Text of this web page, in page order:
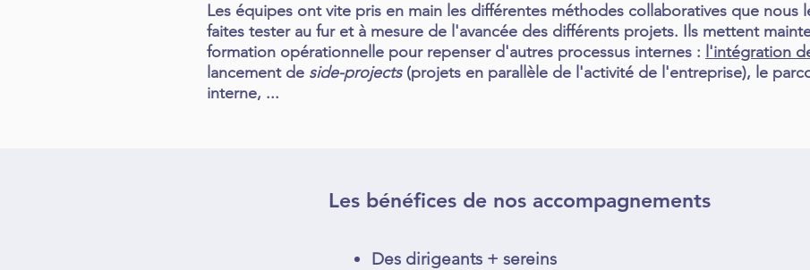
Les équipes ont vite pris en main les différentes méthodes collaboratives que nous
faites tester au fur et à mesure de l'avancée des différents projets. Ils mettent
formation opérationnelle pour repenser d'autres processus internes : l'intégration
lancement de side-projects(projets en parallèle de l'activité de l'entreprise), le
interne, ...
Les bénéfices de nos accompagnements
Des dirigeants + sereins